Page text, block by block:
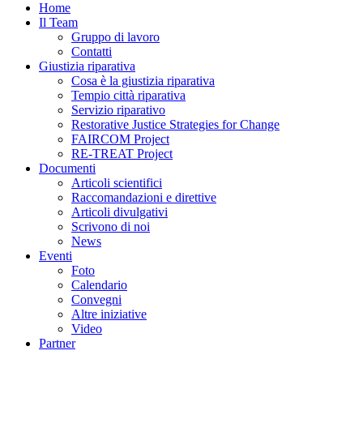
Home
Il Team
Gruppo di lavoro
Contatti
Giustizia riparativa
Cosa è la giustizia riparativa
Tempio città riparativa
Servizio riparativo
Restorative Justice Strategies for Change
FAIRCOM Project
RE-TREAT Project
Documenti
Articoli scientifici
Raccomandazioni e direttive
Articoli divulgativi
Scrivono di noi
News
Eventi
Foto
Calendario
Convegni
Altre iniziative
Video
Partner